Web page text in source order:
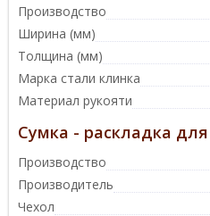
Производство
Ширина (мм)
Толщина (мм)
Марка стали клинка
Материал рукояти
Сумка - раскладка
Производство
Производитель
Чехол